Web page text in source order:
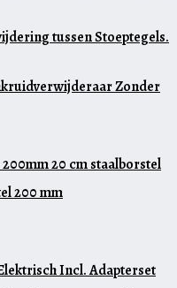
tussen Stoeptegels.
Zonder
20 cm staalborstel
200 mm
Incl. Adapterset